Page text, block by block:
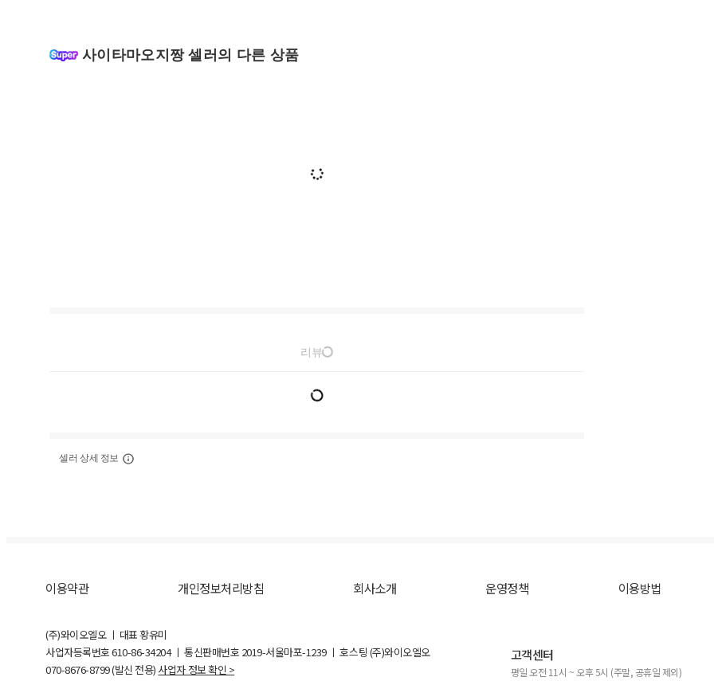
사이타마오지짱 셀러의 다른 상품
리뷰
셀러 상세 정보
이용약관 개인정보처리방침 회사소개 운영정책 이용방법
(주)와이오엘오 ㅣ 대표 황유미
사업자등록번호610-86-34204ㅣ 통신판매번호 2019-서울마포-1239 ㅣ 호스팅 (주)와이오엘오
070-8676-8799 (발신 전용) 사업자 정보 확인 >
고객센터
평일 오전 11시 ~ 오후 5시 (주말, 공휴일 제외)